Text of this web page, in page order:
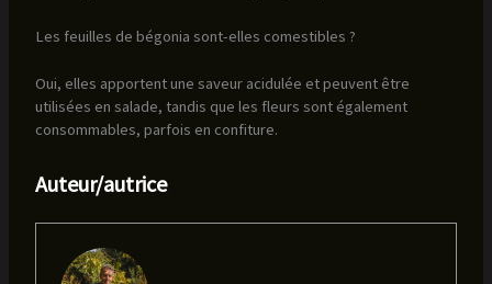
Les feuilles de bégonia sont-elles comestibles ?
Oui, elles apportent une saveur acidulée et peuvent être
utilisées en salade, tandis que les fleurs sont également
consommables, parfois en confiture.
Auteur/autrice